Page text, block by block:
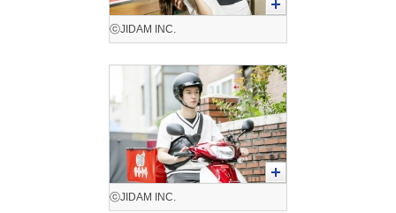
ⓒJIDAM INC.
ⓒJIDAM INC.